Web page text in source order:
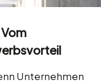
Unternehmen